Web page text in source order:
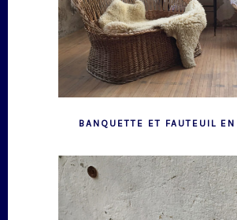
BANQUETTE ET FAUTEUIL